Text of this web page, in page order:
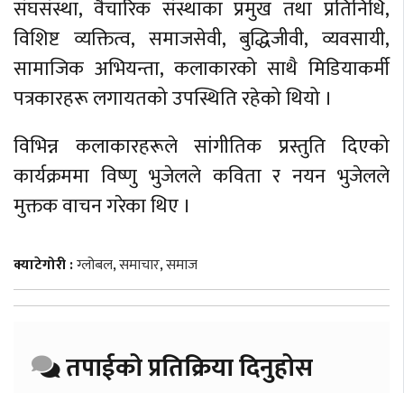
संघसंस्था, वैचारिक संस्थाका प्रमुख तथा प्रतिनिधि,
विशिष्ट व्यक्तित्व, समाजसेवी, बुद्धिजीवी, व्यवसायी,
सामाजिक अभियन्ता, कलाकारको साथै मिडियाकर्मी
पत्रकारहरू लगायतको उपस्थिति रहेको थियो ।
विभिन्न कलाकारहरूले सांगीतिक प्रस्तुति दिएको
कार्यक्रममा विष्णु भुजेलले कविता र नयन भुजेलले
मुक्तक वाचन गरेका थिए ।
क्याटेगोरी :ग्लोबल,समाचार,समाज
तपाईको प्रतिक्रिया दिनुहोस